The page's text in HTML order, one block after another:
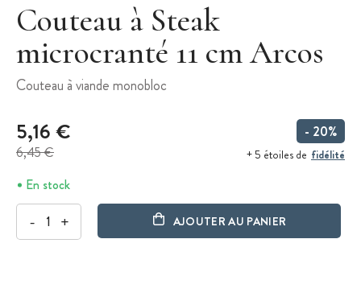
Couteau à Steak
microcranté 11 cm Arcos
Couteau à viande monobloc
5,16 €
6,45 €
- 20%
+ 5 étoiles de fidélité
En stock
- + AJOUTER AU PANIER